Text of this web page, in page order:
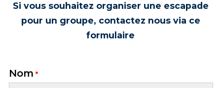
Si vous souhaitez organiser une escapade
pour un groupe, contactez nous via ce
formulaire
Nom